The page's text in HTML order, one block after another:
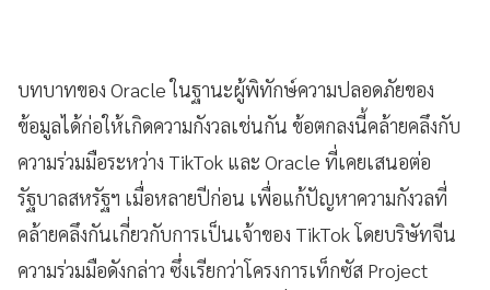
บทบาทของ Oracle ในฐานะผู้พิทักษ์ความปลอดภัยของ
ข้อมูลได้ก่อให้เกิดความกังวลเช่นกัน ข้อตกลงนี้คล้ายคลึงกับ
ความร่วมมือระหว่าง TikTok และ Oracle ที่เคยเสนอต่อ
รัฐบาลสหรัฐฯ เมื่อหลายปีก่อน เพื่อแก้ปัญหาความกังวลที่
คล้ายคลึงกันเกี่ยวกับการเป็นเจ้าของ TikTok โดยบริษัทจีน
ความร่วมมือดังกล่าว ซึ่งเรียกว่าโครงการเท็กซัส Project